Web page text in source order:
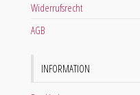
Widerrufsrecht
AGB
INFORMATION